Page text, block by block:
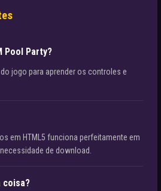
Pool Party?
jogo para aprender os controles e
em HTML5 funciona perfeitamente em
de download.
coisa?